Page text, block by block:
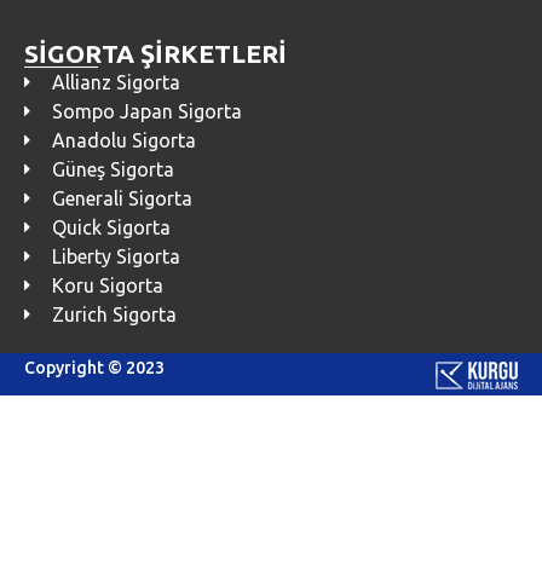
SİGORTA ŞİRKETLERİ
Allianz Sigorta
Sompo Japan Sigorta
Anadolu Sigorta
Güneş Sigorta
Generali Sigorta
Quick Sigorta
Liberty Sigorta
Koru Sigorta
Zurich Sigorta
Copyright © 2023